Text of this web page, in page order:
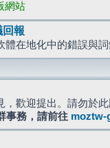
網站
報
體在地化中的錯誤與
，歡迎提出。請勿於
事務，請前往 moztw-